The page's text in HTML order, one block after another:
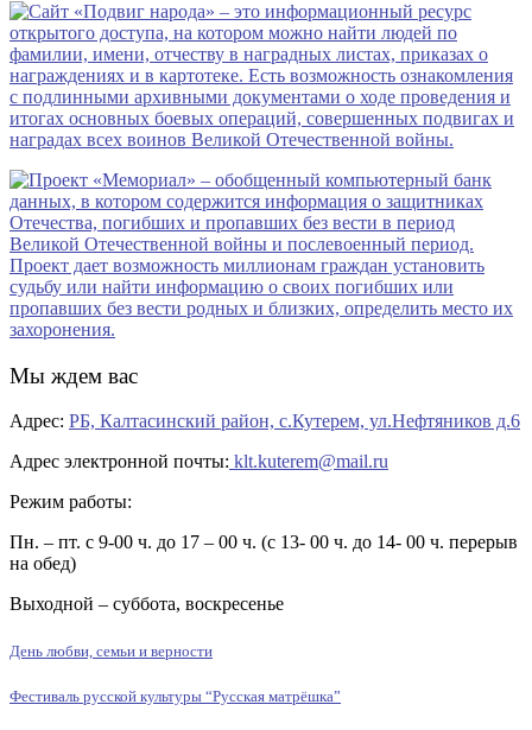
Мы ждем вас
Адрес: РБ, Калтасинский район, с.Кутерем, ул.Нефтяников д.6
Адрес электронной почты: klt.kuterem@mail.ru
Режим работы:
Пн. – пт. с 9-00 ч. до 17 – 00 ч. (с 13- 00 ч. до 14- 00 ч. перерыв
на обед)
Выходной – суббота, воскресенье
День любви, семьи и верности
Фестиваль русской культуры “Русская матрёшка”